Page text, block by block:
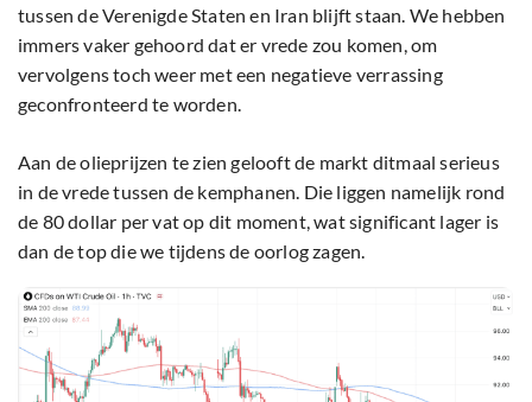
tussen de Verenigde Staten en Iran blijft staan. We hebben
immers vaker gehoord dat er vrede zou komen, om
vervolgens toch weer met een negatieve verrassing
geconfronteerd te worden.
Aan de olieprijzen te zien gelooft de markt ditmaal serieus
in de vrede tussen de kemphanen. Die liggen namelijk rond
de 80 dollar per vat op dit moment, wat significant lager is
dan de top die we tijdens de oorlog zagen.